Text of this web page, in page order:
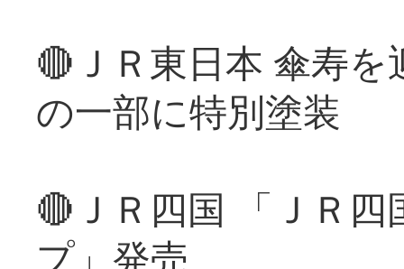
🔴ＪＲ東日本 傘寿
の一部に特別塗装
🔴ＪＲ四国 「ＪＲ
プ」発売